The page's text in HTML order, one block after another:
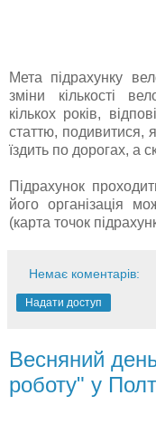
Мета підрахунку
зміни кількості
кількох років,
статтю, подивитися,
їздить по дорогах, а
Підрахунок
його організація
(карта точок
Немає коментарів:
Надати доступ
Весняний
роботу" у